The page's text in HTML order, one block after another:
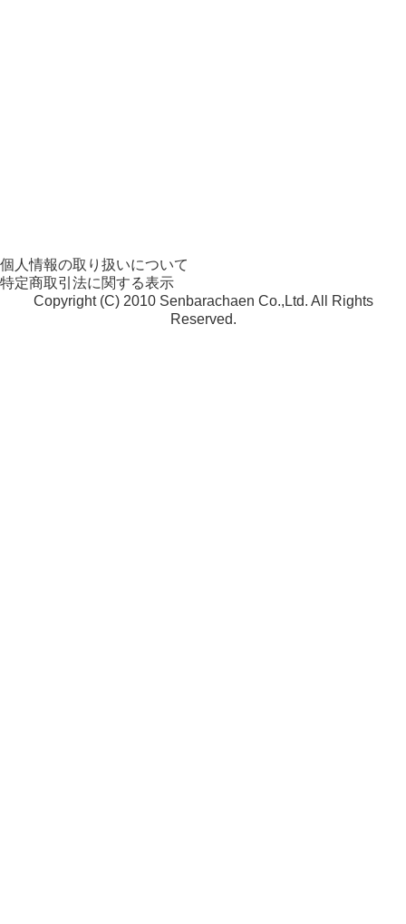
個人情報の取り扱いについて
特定商取引法に関する表示
Copyright (C) 2010 Senbarachaen Co.,Ltd. All Rights
Reserved.